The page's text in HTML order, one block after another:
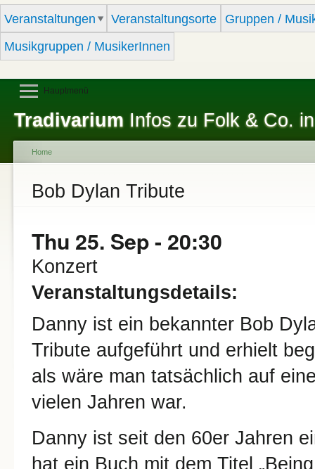
Veranstaltungen Veranstaltungsorte
Gruppen /
Musikgruppen / MusikerInnen
Tradivarium Infos zu Folk & Co.
Hauptmenü
You are here
Home
Bob Dylan Tribute
Thu 25. Sep - 20:30
Konzert
Veranstaltungsdetails:
Danny ist ein bekannter Bob
Tribute aufgeführt und erhielt
als wäre man tatsächlich auf
vielen Jahren war.
Danny ist seit den 60er Jahren
hat ein Buch mit dem Titel